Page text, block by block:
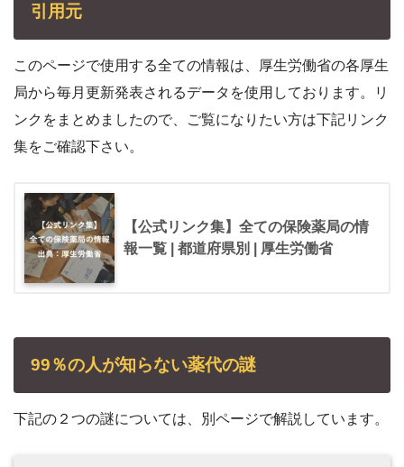
引用元
このページで使用する全ての情報は、厚生労働省の各厚生
局から毎月更新発表されるデータを使用しております。リ
ンクをまとめましたので、ご覧になりたい方は下記リンク
集をご確認下さい。
【公式リンク集】全ての保険薬局の情
報一覧 | 都道府県別 | 厚生労働省
99％の人が知らない薬代の謎
下記の２つの謎については、別ページで解説しています。